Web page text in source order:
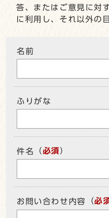
答、またはご意見に対
に利用し、それ以外の
名前
ふりがな
件名 （必須）
お問い合わせ内容 （必